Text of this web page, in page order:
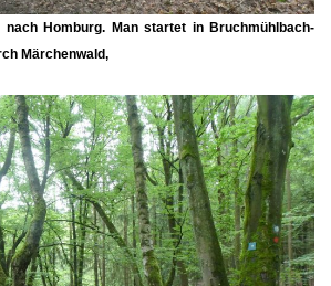
Homburg. Man startet in Bruchmühlbach-
Märchenwald,